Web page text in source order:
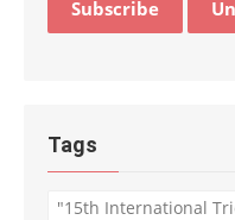
Tags
"15th International